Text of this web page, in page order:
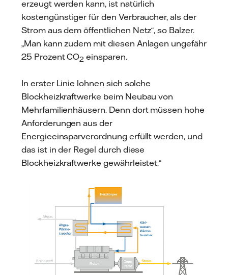
erzeugt werden kann, ist natürlich
kostengünstiger für den Verbraucher, als der
Strom aus dem öffentlichen Netz“, so Balzer.
„Man kann zudem mit diesen Anlagen ungefähr
25 Prozent CO2 einsparen.
In erster Linie lohnen sich solche
Blockheizkraftwerke beim Neubau von
Mehrfamilienhäusern. Denn dort müssen hohe
Anforderungen aus der
Energieeinsparverordnung erfüllt werden, und
das ist in der Regel durch diese
Blockheizkraftwerke gewährleistet.“